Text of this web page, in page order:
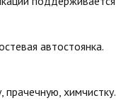
автостоянка.
химчистку.